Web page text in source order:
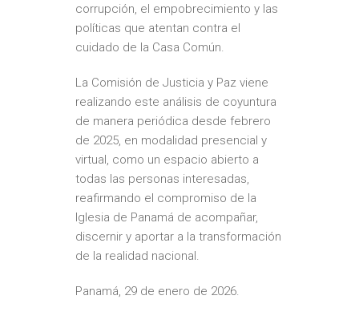
corrupción, el empobrecimiento y las
políticas que atentan contra el
cuidado de la Casa Común.
La Comisión de Justicia y Paz viene
realizando este análisis de coyuntura
de manera periódica desde febrero
de 2025, en modalidad presencial y
virtual, como un espacio abierto a
todas las personas interesadas,
reafirmando el compromiso de la
Iglesia de Panamá de acompañar,
discernir y aportar a la transformación
de la realidad nacional.
Panamá, 29 de enero de 2026.